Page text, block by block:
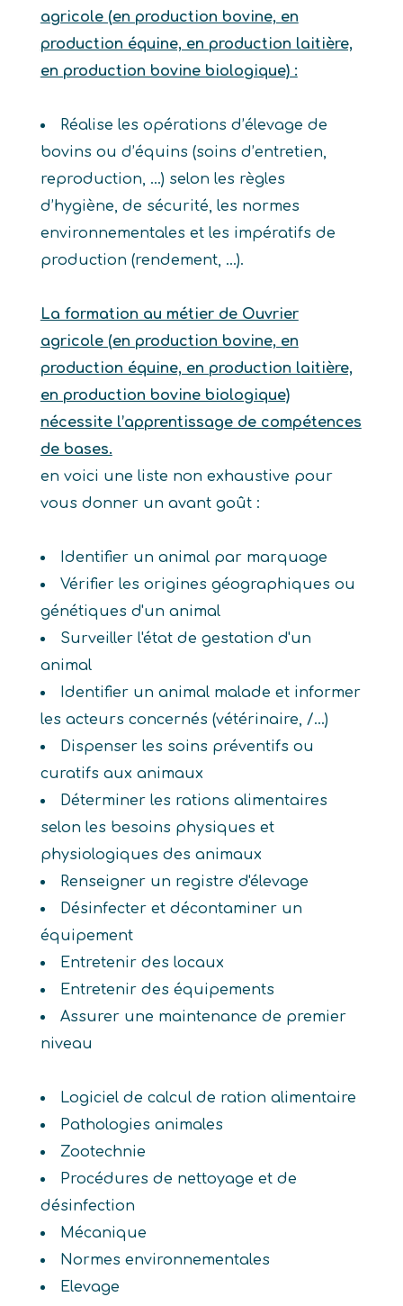
agricole (en production bovine, en
production équine, en production laitière,
en production bovine biologique) :
Réalise les opérations d’élevage de
bovins ou d’équins (soins d’entretien,
reproduction, …) selon les règles
d’hygiène, de sécurité, les normes
environnementales et les impératifs de
production (rendement, …).
La formation au métier de Ouvrier
agricole (en production bovine, en
production équine, en production laitière,
en production bovine biologique)
nécessite l’apprentissage de compétences
de bases.
en voici une liste non exhaustive pour
vous donner un avant goût :
Identifier un animal par marquage
Vérifier les origines géographiques ou
génétiques d'un animal
Surveiller l'état de gestation d'un
animal
Identifier un animal malade et informer
les acteurs concernés (vétérinaire, /...)
Dispenser les soins préventifs ou
curatifs aux animaux
Déterminer les rations alimentaires
selon les besoins physiques et
physiologiques des animaux
Renseigner un registre d'élevage
Désinfecter et décontaminer un
équipement
Entretenir des locaux
Entretenir des équipements
Assurer une maintenance de premier
niveau
Logiciel de calcul de ration alimentaire
Pathologies animales
Zootechnie
Procédures de nettoyage et de
désinfection
Mécanique
Normes environnementales
Elevage